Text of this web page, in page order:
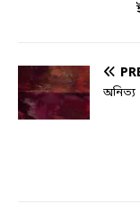
অনিত্য